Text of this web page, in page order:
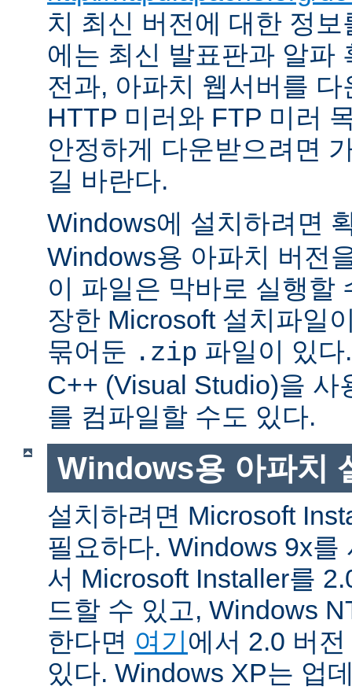
치 최신 버전에 대한 정
에는 최신 발표판과 알파
전과, 아파치 웹서버를
HTTP 미러와 FTP 미러
안정하게 다운받으려면
길 바란다.
Windows에 설치하려면
Windows용 아파치 버전
이 파일은 막바로 실행할
장한 Microsoft 설치파일
묶어둔 .zip 파일이 있
C++ (Visual Studio)을 사
를 컴파일할 수도 있다.
Windows용 아파치
설치하려면 Microsoft
필요하다. Windows 9x
서 Microsoft Installer를
드할 수 있고, Windows
한다면 여기 에서 2.0 버
있다. Windows XP는 업